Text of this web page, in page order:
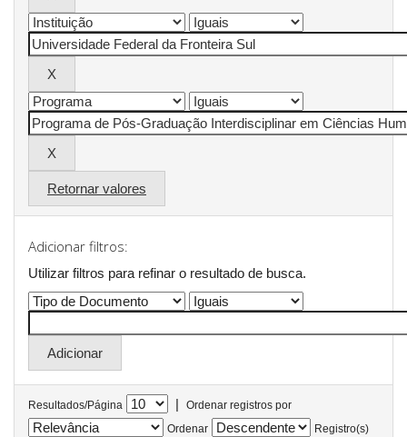
Retornar valores
Adicionar filtros:
Utilizar filtros para refinar o resultado de busca.
Resultados/Página |
Ordenar registros por
Ordenar
Registro(s)